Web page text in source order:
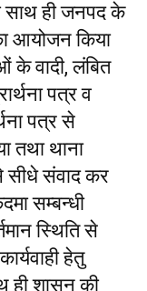
साथ ही जनपद के
आयोजन किया
के वादी, लंबित
पत्र व
पत्र से
तथा थाना
से सीधे संवाद कर
सम्बन्धी
स्थिति से
हेतु
ही शासन की